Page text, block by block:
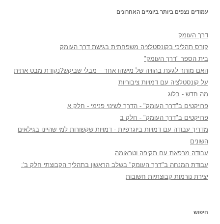
עמודים נצפים ביותר ביומיים האחרונים
דרך העומק
קורס תהליכי בקונסטלציה משפחתית בגישת דרך העומק
בית הספר "דרך העומק"
האם מותר לגעת בהוויה של מישהו אחר – מבלי שביקש?נקודת מבט אתית
על קונסטלציה עם דמויות ציבוריות
מה חדש - בלוג
פרויקטים ב"דרך העומק" - הדרך לשינוי פנימי - חלק א
פרויקטים ב"דרך העומק" - חלק ב
מדריך עבודה עם דמויות ביוגרפיות - דמויות שקשורות למי שהיינו בגילאים
השונים
עבודה מרפאת עם תקיפה וטראומה
עבודת המנחה ב"דרך העומק" בשלב הראשון בתהליך הקבוצתי חלק ב':
יצירת נורמות קבוצתיות חשובות
חיפוש